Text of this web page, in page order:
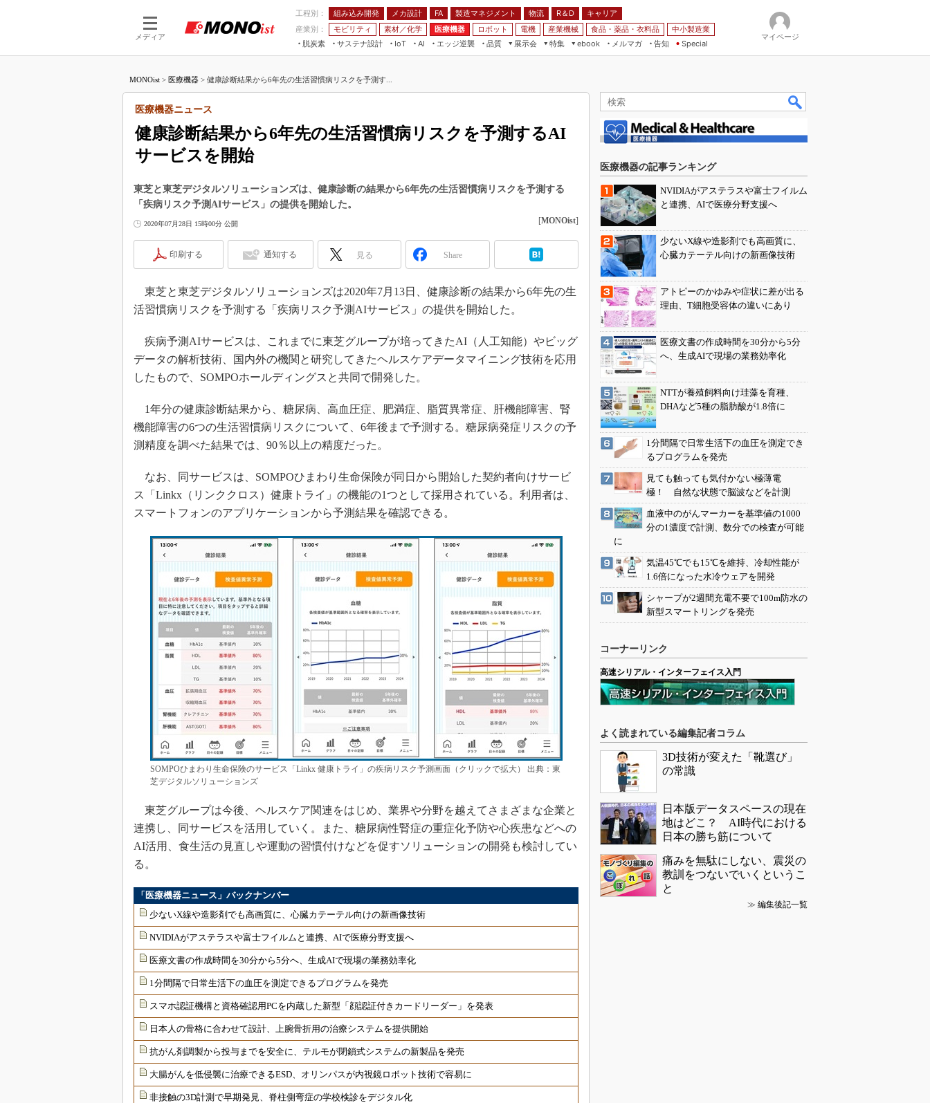
メディア
工程別： 組み込み開発 メカ設計 FA 製造マネジメント 物流 R＆D
キャリア
産業別：
モビリティ 素材／化学 医療機器 ロボット 電機 産業機械 食品・薬品・衣料品
中小製造業
脱炭素
サステナ設計
IoT
つながる工場
AI
AI×設備保全
エッジ逆襲 品質
展示会
JIMTOF
IIFES
TECHNO-FRONTIER
スマート工場EXPO
EdgeTech+
AUTOMOTIVE WORLD
特集
フィールドサービス
組み込み画像技術
車載ソフト開発
ISO26262
無償設計ツール
3Dプリンタ
デジタルツインとCAE
S＆OP
インダストリー4.0
製造業ビッグデータ
知財マネジメント
海外生産
制御セキュリティ
新型コロナへの対応
ebook
モビリティ
メルマガ
告知 Special
マイページ
MONOist > 医療機器 > 健康診断結果から6年先の生活習慣病リスクを予測す...
健康診断結果から6年先の生活習慣病リスクを予測するAI
サービスを開始
医療機器ニュース
東芝と東芝デジタルソリューションズは、健康診断の結果から6年先の生活習慣病リスクを予測する
「疾病リスク予測AIサービス」の提供を開始した。
2020年07月28日 15時00分 公開 [MONOist]
印刷する 通知する 見る Share
東芝と東芝デジタルソリューションズは2020年7月13日、健康診断の結果から6年先の生
活習慣病リスクを予測する「疾病リスク予測AIサービス」の提供を開始した。
疾病予測AIサービスは、これまでに東芝グループが培ってきたAI（人工知能）やビッグ
データの解析技術、国内外の機関と研究してきたヘルスケアデータマイニング技術を応用
したもので、SOMPOホールディングスと共同で開発した。
1年分の健康診断結果から、糖尿病、高血圧症、肥満症、脂質異常症、肝機能障害、腎
機能障害の6つの生活習慣病リスクについて、6年後まで予測する。糖尿病発症リスクの予
測精度を調べた結果では、90％以上の精度だった。
なお、同サービスは、SOMPOひまわり生命保険が同日から開始した契約者向けサービ
ス「Linkx（リンククロス）健康トライ」の機能の1つとして採用されている。利用者は、
スマートフォンのアプリケーションから予測結果を確認できる。
SOMPOひまわり生命保険のサービス「Linkx 健康トライ」の疾病リスク予測画面（クリックで拡大） 出典：東
芝デジタルソリューションズ
東芝グループは今後、ヘルスケア関連をはじめ、業界や分野を越えてさまざまな企業と
連携し、同サービスを活用していく。また、糖尿病性腎症の重症化予防や心疾患などへの
AI活用、食生活の見直しや運動の習慣付けなどを促すソリューションの開発も検討してい
る。
「医療機器ニュース」バックナンバー
少ないX線や造影剤でも高画質に、心臓カテーテル向けの新画像技術
NVIDIAがアステラスや富士フイルムと連携、AIで医療分野支援へ
医療文書の作成時間を30分から5分へ、生成AIで現場の業務効率化
1分間隔で日常生活下の血圧を測定できるプログラムを発売
スマホ認証機構と資格確認用PCを内蔵した新型「顔認証付きカードリーダー」を発表
日本人の骨格に合わせて設計、上腕骨折用の治療システムを提供開始
抗がん剤調製から投与までを安全に、テルモが閉鎖式システムの新製品を発売
大腸がんを低侵襲に治療できるESD、オリンパスが内視鏡ロボット技術で容易に
非接触の3D計測で早期発見、脊柱側弯症の学校検診をデジタル化
医療機器の記事ランキング
NVIDIAがアステラスや富士フイルム
と連携、AIで医療分野支援へ
少ないX線や造影剤でも高画質に、
心臓カテーテル向けの新画像技術
アトピーのかゆみや症状に差が出る
理由、T細胞受容体の違いにあり
医療文書の作成時間を30分から5分
へ、生成AIで現場の業務効率化
NTTが養殖飼料向け珪藻を育種、
DHAなど5種の脂肪酸が1.8倍に
1分間隔で日常生活下の血圧を測定でき
るプログラムを発売
見ても触っても気付かない極薄電
極！ 自然な状態で脳波などを計測
血液中のがんマーカーを基準値の1000
分の1濃度で計測、数分での検査が可能
に
気温45℃でも15℃を維持、冷却性能が
1.6倍になった水冷ウェアを開発
シャープが2週間充電不要で100m防水の
新型スマートリングを発売
コーナーリンク
高速シリアル・インターフェイス入門
よく読まれている編集記者コラム
3D技術が変えた「靴選び」
の常識
日本版データスペースの現在
地はどこ？ AI時代における
日本の勝ち筋について
痛みを無駄にしない、震災の
教訓をつないでいくというこ
と
≫ 編集後記一覧